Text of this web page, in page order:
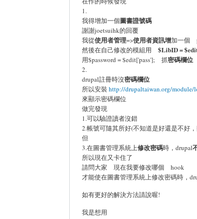
1.
我得增加一個圖書證號碼
謝謝joetsuihk的回覆
我從使用者管理=>使用者資訊增加一個
然後在自己修改的模組用 $LibID =
用$password = $edit['pass']; 抓密碼欄位
2.
drupal註冊時沒密碼欄位
所以安裝 http://drupaltaiwan.org/module/
來顯示密碼欄位
做完發現
1.可以驗證讀者沒錯
2.帳號可隨其所好(不知道是好還是不好
但
3.在圖書管理系統上修改密碼時，drupal
所以現在又卡住了
請問大家 現在我要修改哪個 hook
才能使在圖書管理系統上修改密碼時，
如有更好的解決方法請說喔!
我是想用